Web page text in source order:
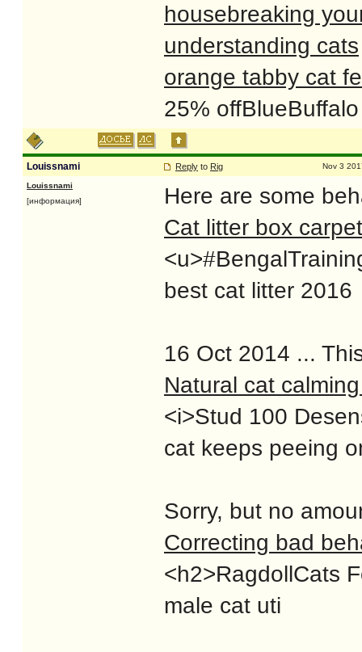
housebreaking
understanding cats
orange tabby cat
25%
Louissnami Reply to Rig Nov 3
Louissnami
[информация]
Here are some
Cat litter box carpet
best cat litter 2016
16 Oct 2014 ...
Natural cat
<i>Stud 100
cat keeps peeing
Sorry, but no
Correcting bad
<h2>RagdollCats
male cat uti